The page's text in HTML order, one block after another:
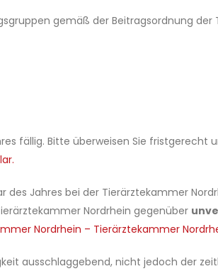
gemäß der Beitragsordnung der
fällig. Bitte überweisen Sie
.
des Jahres bei der Tierärztekammer
Nordrhein gegenüber
Nordrhein – Tierärztekammer
ausschlaggebend, nicht jedoch der